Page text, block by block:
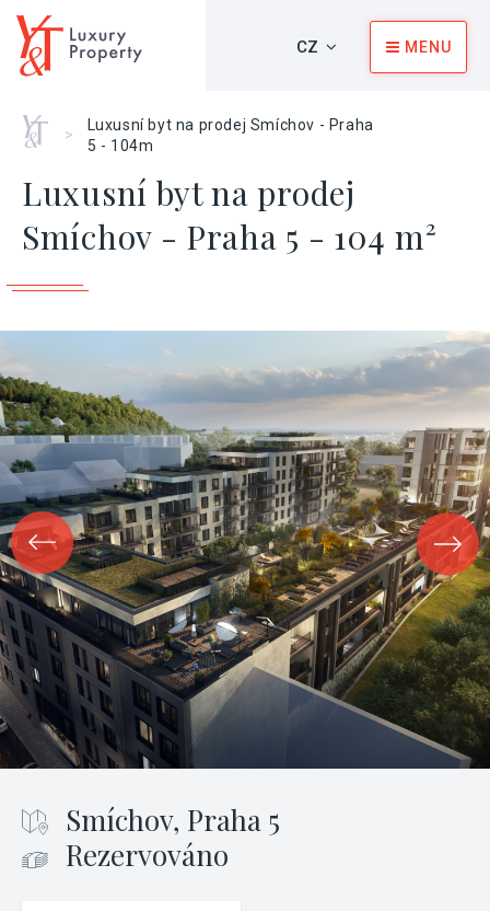
CZ MENU
Home
>
Luxusní byt na prodej Smíchov - Praha
5 - 104m
Luxusní byt na prodej
Smíchov - Praha 5 - 104 m²
Smíchov, Praha 5
Rezervováno